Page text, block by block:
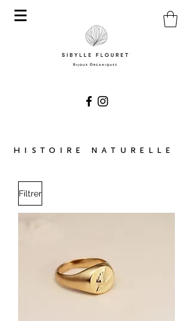
histoire naturelle
Filtrer